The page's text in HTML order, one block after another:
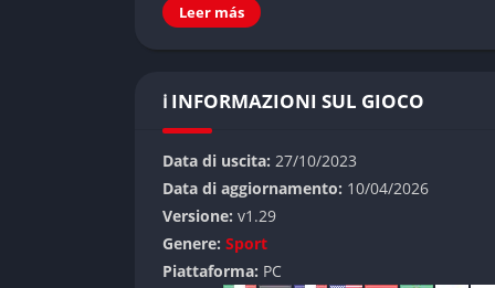
Il gioco introduce il rivoluzionario sistema
subiti dai combattenti durante gli incontri. I
La grafica sfrutta appieno le potenzialità
dettagliati e animazioni fluide che
Gameplay
Il sistema di combattimento è stato
migliorato. Le submission sono state rese
Leer más
ℹ️ INFORMAZIONI SUL GIOCO
Data di uscita: 27/10/2023
Data di aggiornamento: 10/04/2026
Versione: v1.29
Genere: Sport
Piattaforma: PC